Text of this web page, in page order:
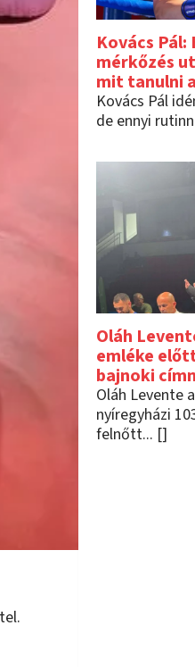
Kovács
mérkőzés
mit tanulni
Kovács Pál
de ennyi
Oláh
emléke
bajnoki
Oláh Levente
nyíregyházi
felnőtt... []